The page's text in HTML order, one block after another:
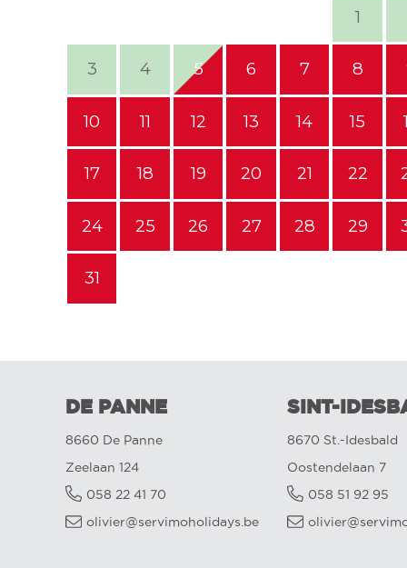
1
3 4 5 6 7 8
10 11 12 13 14 15
17 18 19 20 21 22
24 25 26 27 28 29
31
DE PANNE
8660 De Panne
Zeelaan 124
058 22 41 70
olivier@servimoholidays.be
SINT-
8670 St.-Idesbald
Oostendelaan 7
058 51 92 95